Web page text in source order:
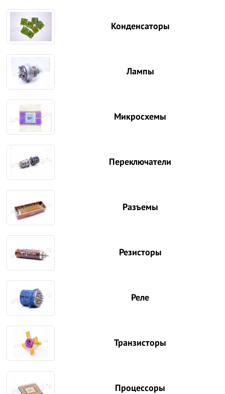
Конденсаторы
Лампы
Микросхемы
Переключатели
Разъемы
Резисторы
Реле
Транзисторы
Процессоры